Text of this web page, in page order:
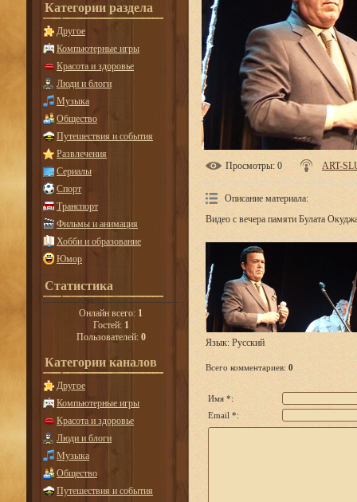
Категории раздела
Другое
Компьютерные игры
Красота и здоровье
Люди и блоги
Музыка
Общество
Путешествия и события
Развлечения
Сериалы
Спорт
Транспорт
Фильмы и анимация
Хобби и образование
Юмор
Статистика
Онлайн всего: 1
Гостей: 1
Пользователей: 0
Категории каналов
Другое
Компьютерные игры
Красота и здоровье
Люди и блоги
Музыка
Общество
Путешествия и события
Просмотры: 0 ART-
Описание материала:
Видео с вечера памяти Булата
Язык: Русский
Всего комментариев: 0
Имя *:
Email *: